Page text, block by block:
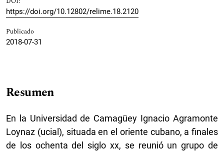
https://doi.org/10.12802/relime.18.2120
Publicado
2018-07-31
Resumen
En la Universidad de Camagüey Ignacio Agramonte
Loynaz (ucial), situada en el oriente cubano, a finales
de los ochenta del siglo xx, se reunió un grupo de